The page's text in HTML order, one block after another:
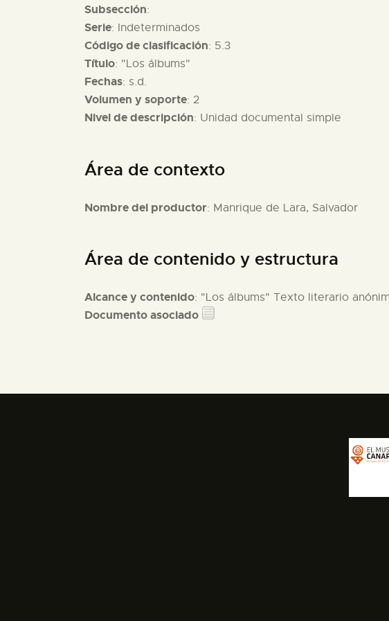
Subsección:
Serie: Indeterminados
Código de clasificación: 5.3
Título: "Los álbums"
Fechas: s.d.
Volumen y soporte: 2
Nivel de descripción: Unidad documental simple
Área de contexto
Nombre del productor: Manrique de Lara, Salvador
Área de contenido y estructura
Alcance y contenido: "Los álbums" Texto literario
Documento asociado